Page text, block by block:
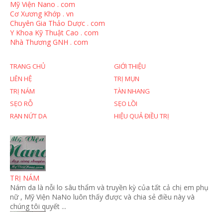
Mỹ Viện Nano . com
Cơ Xương Khớp . vn
Chuyên Gia Thảo Dược . com
Y Khoa Kỹ Thuật Cao . com
Nhà Thương GNH . com
TRANG CHỦ
GIỚI THIỆU
LIÊN HỆ
TRỊ MỤN
TRỊ NÁM
TÀN NHANG
SẸO RỖ
SẸO LỒI
RẠN NỨT DA
HIỆU QUẢ ĐIỀU TRỊ
TRỊ NÁM
Nám da là nỗi lo sâu thẩm và truyền kỳ của tất cả chị em phụ
nữ , Mỹ Viện NaNo luôn thấy được và chia sẻ điều này và
chúng tôi quyết ...